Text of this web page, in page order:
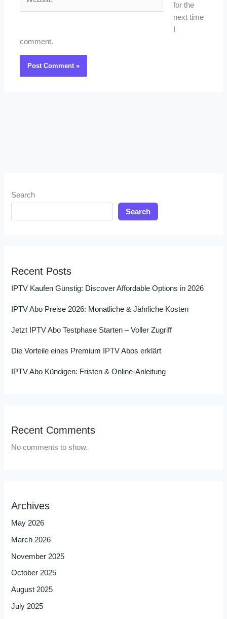
for the
next time
comment.
Search
Search
Recent Posts
IPTV Kaufen Günstig: Discover Affordable Options in 2026
IPTV Abo Preise 2026: Monatliche & Jährliche Kosten
Jetzt IPTV Abo Testphase Starten – Voller Zugriff
Die Vorteile eines Premium IPTV Abos erklärt
IPTV Abo Kündigen: Fristen & Online-Anleitung
Recent Comments
No comments to show.
Archives
May 2026
March 2026
November 2025
October 2025
August 2025
July 2025